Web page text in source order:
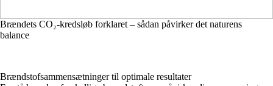
Brændets CO₂-kredsløb forklaret – sådan påvirker det naturens
balance
Brændstofsammensætninger til optimale resultater